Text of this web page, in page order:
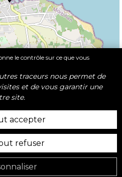
Leaflet |©OpenStreetMap
Légales
CGV
des cookies
le contrôle sur ce que vous
traceurs nous permet de
et de vous garantir une
site.
accepter
refuser